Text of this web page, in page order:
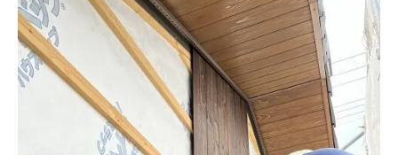
イベント情報
資料請求・お問い合わせ